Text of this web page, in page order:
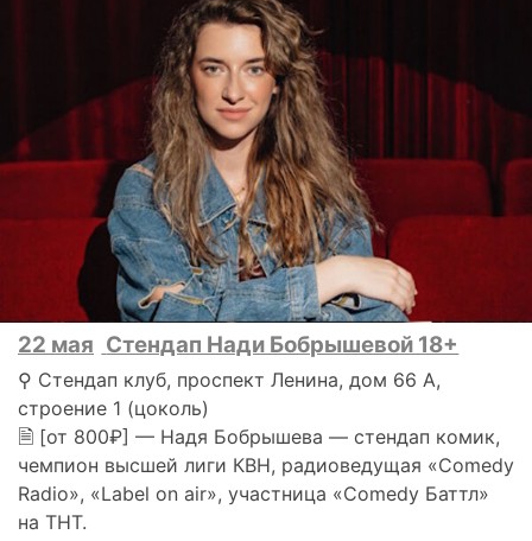
22 мая Стендап Нади Бобрышевой 18+
⚲ Стендап клуб, проспект Ленина, дом 66 А,
строение 1 (цоколь)
🗎 [от 800₽] — Надя Бобрышева — стендап комик,
чемпион высшей лиги КВН, радиоведущая «Comedy
Radio», «Label on air», участница «Comedy Баттл»
на ТНТ.